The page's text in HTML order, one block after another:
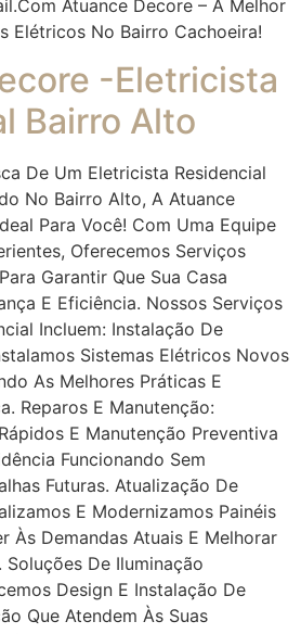
Atuance Decore – A Melhor
Elétricos No Bairro Cachoeira!
-Eletricista
Bairro Alto
De Um Eletricista Residencial
No Bairro Alto, A Atuance
Para Você! Com Uma Equipe
Oferecemos Serviços
Garantir Que Sua Casa
E Eficiência. Nossos Serviços
Incluem: Instalação De
Sistemas Elétricos Novos
As Melhores Práticas E
Reparos E Manutenção:
E Manutenção Preventiva
Funcionando Sem
Futuras. Atualização De
E Modernizamos Painéis
Às Demandas Atuais E Melhorar
De Iluminação
Design E Instalação De
Que Atendem Às Suas